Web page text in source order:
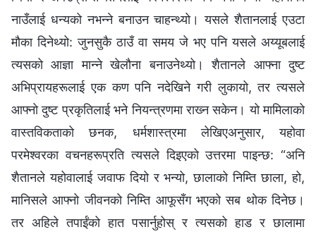
नाउँलाई धन्यको नभन्‍ने बनाउन चाहन्थ्यो। यसले शैतानलाई एउटा
मौका दिनेथ्यो: जुनसुकै ठाउँ वा समय जे भए पनि यसले अय्यूबलाई
त्यसको आज्ञा मान्‍ने खेलौना बनाउनेथ्यो। शैतानले आफ्ना दुष्ट
अभिप्रायहरूलाई एक कण पनि नदेखिने गरी लुकायो, तर त्यसले
आफ्नो दुष्ट प्रकृतिलाई भने नियन्त्रणमा राख्‍न सकेन। यो मामिलाको
वास्तविकताको छनक, धर्मशास्‍त्रमा लेखिएअनुसार, यहोवा
परमेश्‍वरका वचनहरूप्रति त्यसले दिइएको उत्तरमा पाइन्छ: “अनि
शैतानले यहोवालाई जवाफ दियो र भन्यो, छालाको निम्ति छाला, हो,
मानिसले आफ्नो जीवनको निम्ति आफूसँग भएको सब थोक दिनेछ।
तर अहिले तपाईंको हात पसार्नुहोस् र त्यसको हाड र छालामा